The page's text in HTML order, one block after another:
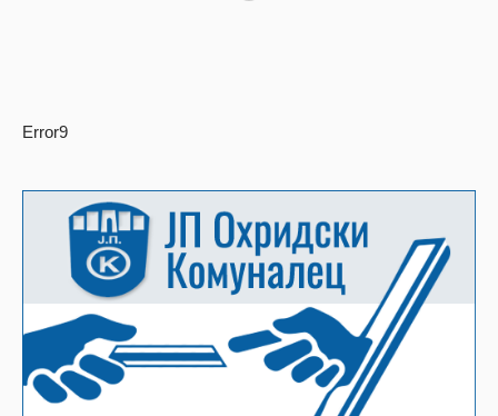
Error9